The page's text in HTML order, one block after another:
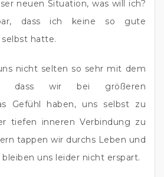
neuen Situation, was will ich?
dass ich keine so gute
hatte.
nicht selten so sehr mit dem
dass wir bei größeren
Gefühl haben, uns selbst zu
tiefen inneren Verbindung zu
tappen wir durchs Leben und
uns leider nicht erspart.